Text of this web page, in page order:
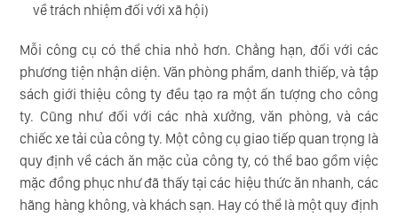
về trách nhiệm đối với xã hội)
Mỗi công cụ có thể chia nhỏ hơn. Chẳng hạn, đối với các
phương tiện nhận diện. Văn phòng phẩm, danh thiếp, và tập
sách giới thiệu công ty đều tạo ra một ấn tượng cho công
ty. Cũng như đối với các nhà xưởng, văn phòng, và các
chiếc xe tải của công ty. Một công cụ giao tiếp quan trọng là
quy định về cách ăn mặc của công ty, có thể bao gồm việc
mặc đồng phục như đã thấy tại các hiệu thức ăn nhanh, các
hãng hàng không, và khách sạn. Hay có thể là một quy định